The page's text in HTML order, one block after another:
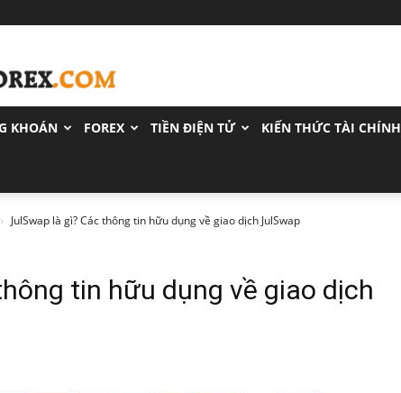
KHOÁN FOREX TIỀN ĐIỆN TỬ KIẾN THỨC TÀI CHÍNH
JulSwap là gì? Các thông tin hữu dụng về giao dịch JulSwap
tin hữu dụng về giao dịch